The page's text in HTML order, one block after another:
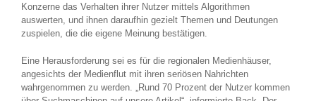
Konzerne das Verhalten ihrer Nutzer mittels Algorithmen
auswerten, und ihnen daraufhin gezielt Themen und Deutungen
zuspielen, die die eigene Meinung bestätigen.
Eine Herausforderung sei es für die regionalen Medienhäuser,
angesichts der Medienflut mit ihren seriösen Nahrichten
wahrgenommen zu werden. „Rund 70 Prozent der Nutzer kommen